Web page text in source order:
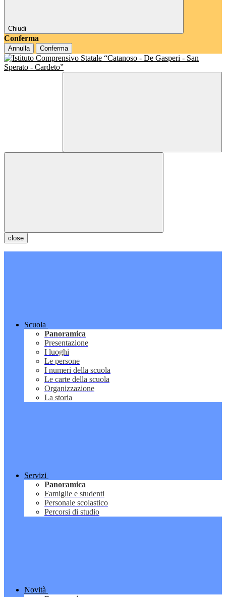
Chiudi
Conferma
Annulla Conferma
close
Scuola
Panoramica
Presentazione
I luoghi
Le persone
I numeri della scuola
Le carte della scuola
Organizzazione
La storia
Servizi
Panoramica
Famiglie e studenti
Personale scolastico
Percorsi di studio
Novità